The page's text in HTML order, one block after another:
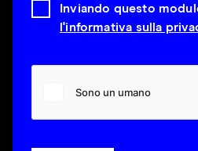
Inviando questo
l'informativa sulla